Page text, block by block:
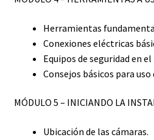
Herramientas
Conexiones eléctricas
Equipos de seguridad en
Consejos básicos para
MÓDULO 5 – INICIANDO LA
Ubicación de las cámaras.